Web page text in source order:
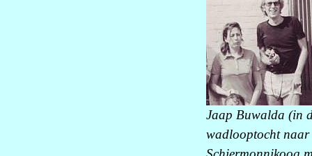
Jaap Buwalda (in
wadlooptocht naar